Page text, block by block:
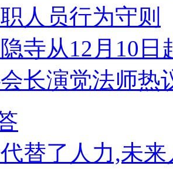
人员行为守则
寺从12月10日
长演觉法师热
替了人力,未